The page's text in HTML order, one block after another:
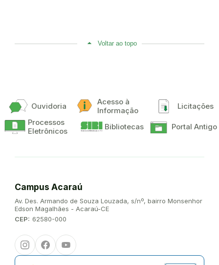
Voltar ao topo
Ouvidoria
Acesso à
Informação
Licitações
Processos
Eletrônicos
Bibliotecas Portal Antigo
Campus Acaraú
Endereço:
Av. Des. Armando de Souza Louzada, s/nº, bairro Monsenhor
Edson Magalhães - Acaraú-CE
CEP: 62580-000
InstagramFacebookYoutube